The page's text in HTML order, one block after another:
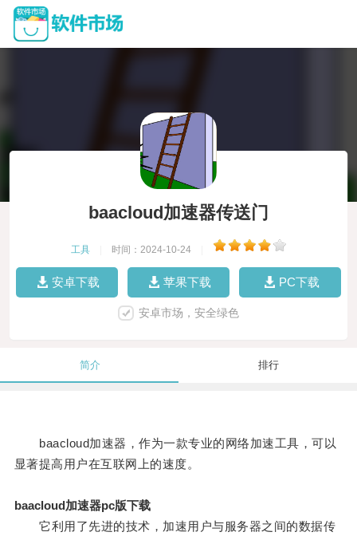
baacloud加速器传送门
工具 时间：2024-10-24
安卓下载 苹果下载 PC下载
安卓市场，安全绿色
简介 排行
baacloud加速器，作为一款专业的网络加速工具，可以
显著提高用户在互联网上的速度。
baacloud加速器pc版下载
它利用了先进的技术，加速用户与服务器之间的数据传